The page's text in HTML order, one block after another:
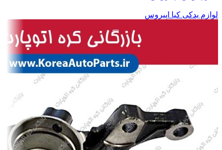
لوازم یدکی کیا اپیروس